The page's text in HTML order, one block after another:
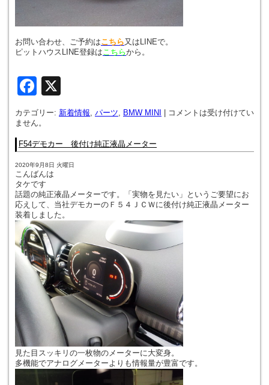
お問い合わせ、ご予約はこちら又はLINEで。
ピットハウスLINE登録はこちらから。
Facebook
カテゴリー: 新着情報, パーツ, BMW MINI
コメントは受け付けてい
ません。
F54デモカー 後付け純正液晶メーター
2020年9月8日 火曜日
こんばんは
タケです
話題の純正液晶メーターです。「実物を見たい」というご要望にお
応えして、当社デモカーのＦ５４ＪＣＷに後付け純正液晶メーター
装着しました。
見た目スッキリの一枚物のメーターに大変身。
多機能でアナログメーターよりも情報量が豊富です。